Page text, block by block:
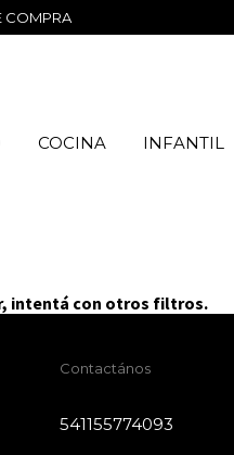
COMPRA
COCINA INFANTIL
intentá con otros filtros.
Contactános
541155774093